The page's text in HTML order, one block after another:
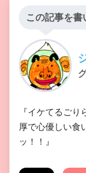
この記事を書
『イケてるご
厚で心優しい食
ッ！！』